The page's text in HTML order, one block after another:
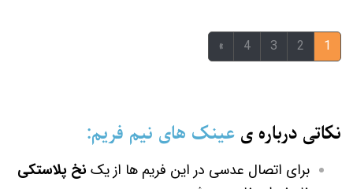
1
2
3
4
»
نکاتی درباره ی عینک های نیم فریم:
برای اتصال عدسی در این فریم ها از یک نخ پلاستکی